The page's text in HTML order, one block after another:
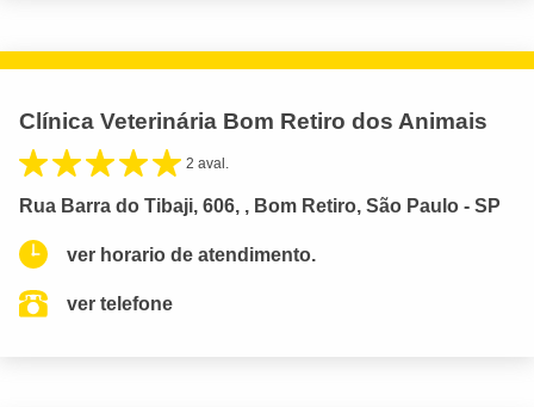
Clínica Veterinária Bom Retiro dos Animais
2 aval.
Rua Barra do Tibaji, 606, , Bom Retiro, São Paulo - SP
ver horario de atendimento.
ver telefone